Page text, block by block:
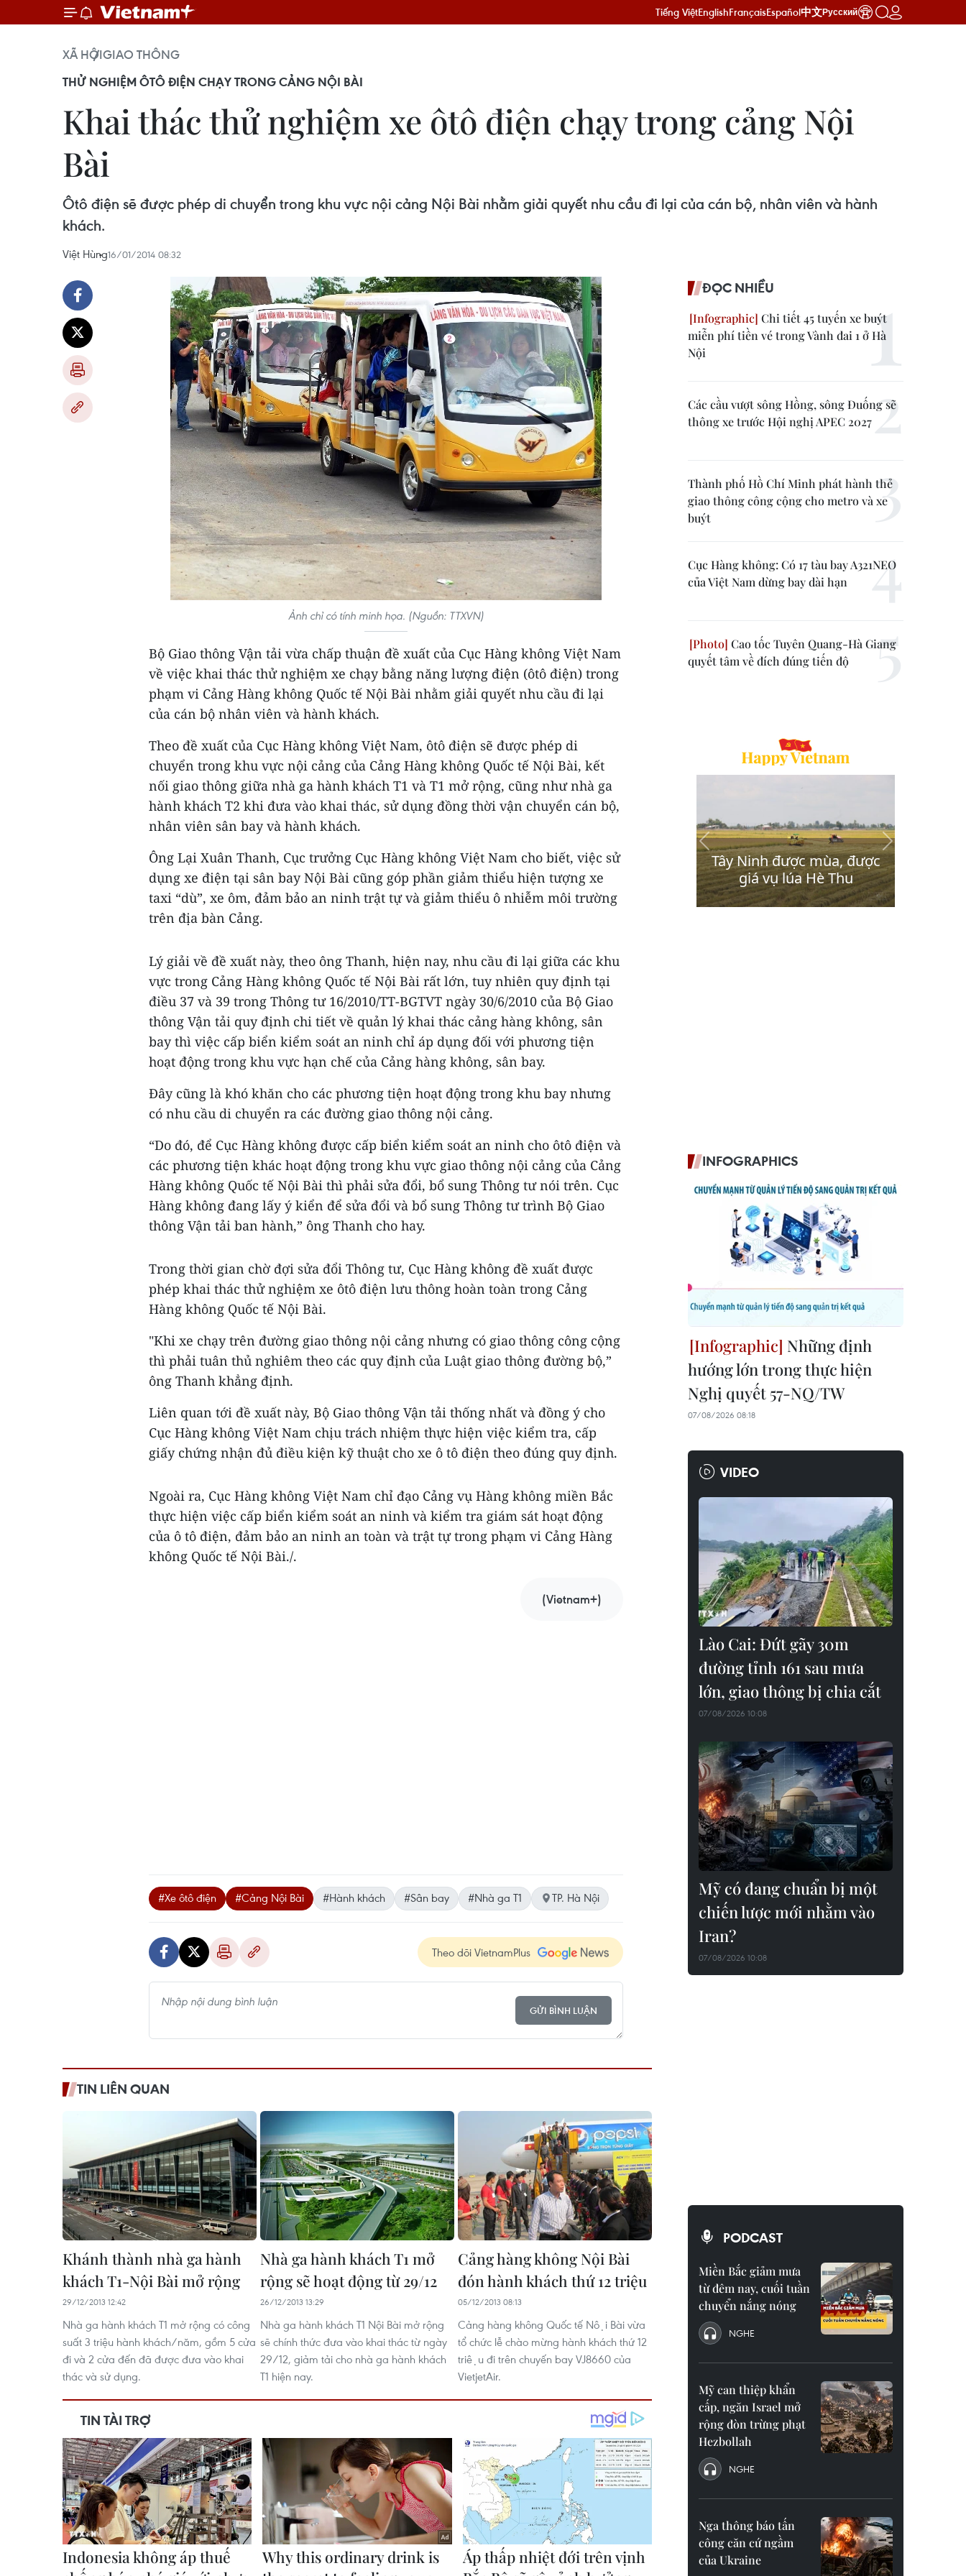
Tiếng ViệtEnglishFrançaisEspañol中文Русский
XÃ HỘIGIAO THÔNG
THỬ NGHIỆM ÔTÔ ĐIỆN CHẠY TRONG CẢNG NỘI BÀI
Khai thác thử nghiệm xe ôtô điện chạy trong cảng Nội
Bài
Ôtô điện sẽ được phép di chuyển trong khu vực nội cảng Nội Bài nhằm giải quyết nhu cầu đi lại của cán bộ, nhân viên và hành
khách.
Việt Hùng16/01/2014 08:32
Ảnh chỉ có tính minh họa. (Nguồn: TTXVN)
Bộ Giao thông Vận tải vừa chấp thuận đề xuất của Cục Hàng không Việt Nam
về việc khai thác thử nghiệm xe chạy bằng năng lượng điện (ôtô điện) trong
phạm vi Cảng Hàng không Quốc tế Nội Bài nhằm giải quyết nhu cầu đi lại
của cán bộ nhân viên và hành khách.
Theo đề xuất của Cục Hàng không Việt Nam, ôtô điện sẽ được phép di
chuyển trong khu vực nội cảng của Cảng Hàng không Quốc tế Nội Bài, kết
nối giao thông giữa nhà ga hành khách T1 và T1 mở rộng, cũng như nhà ga
hành khách T2 khi đưa vào khai thác, sử dụng đồng thời vận chuyển cán bộ,
nhân viên sân bay và hành khách.
Ông Lại Xuân Thanh, Cục trưởng Cục Hàng không Việt Nam cho biết, việc sử
dụng xe điện tại sân bay Nội Bài cũng góp phần giảm thiểu hiện tượng xe
taxi “dù”, xe ôm, đảm bảo an ninh trật tự và giảm thiểu ô nhiễm môi trường
trên địa bàn Cảng.
Lý giải về đề xuất này, theo ông Thanh, hiện nay, nhu cầu đi lại giữa các khu
vực trong Cảng Hàng không Quốc tế Nội Bài rất lớn, tuy nhiên quy định tại
điều 37 và 39 trong Thông tư 16/2010/TT-BGTVT ngày 30/6/2010 của Bộ Giao
thông Vận tải quy định chi tiết về quản lý khai thác cảng hàng không, sân
bay thì việc cấp biển kiểm soát an ninh chỉ áp dụng đối với phương tiện
hoạt động trong khu vực hạn chế của Cảng hàng không, sân bay.
Đây cũng là khó khăn cho các phương tiện hoạt động trong khu bay nhưng
có nhu cầu di chuyển ra các đường giao thông nội cảng.
“Do đó, để Cục Hàng không được cấp biển kiểm soát an ninh cho ôtô điện và
các phương tiện khác hoạt động trong khu vực giao thông nội cảng của Cảng
Hàng không Quốc tế Nội Bài thì phải sửa đổi, bổ sung Thông tư nói trên. Cục
Hàng không đang lấy ý kiển để sửa đổi và bổ sung Thông tư trình Bộ Giao
thông Vận tải ban hành,” ông Thanh cho hay.
Trong thời gian chờ đợi sửa đổi Thông tư, Cục Hàng không đề xuất được
phép khai thác thử nghiệm xe ôtô điện lưu thông hoàn toàn trong Cảng
Hàng không Quốc tế Nội Bài.
"Khi xe chạy trên đường giao thông nội cảng nhưng có giao thông công cộng
thì phải tuân thủ nghiêm theo các quy định của Luật giao thông đường bộ,”
ông Thanh khẳng định.
Liên quan tới đề xuất này, Bộ Giao thông Vận tải thống nhất và đồng ý cho
Cục Hàng không Việt Nam chịu trách nhiệm thực hiện việc kiểm tra, cấp
giấy chứng nhận đủ điều kiện kỹ thuật cho xe ô tô điện theo đúng quy định.
Ngoài ra, Cục Hàng không Việt Nam chỉ đạo Cảng vụ Hàng không miền Bắc
thực hiện việc cấp biển kiểm soát an ninh và kiểm tra giám sát hoạt động
của ô tô điện, đảm bảo an ninh an toàn và trật tự trong phạm vi Cảng Hàng
không Quốc tế Nội Bài./.
(Vietnam+)
#Xe ôtô điện #Cảng Nội Bài #Hành khách #Sân bay #Nhà ga T1 TP. Hà Nội
Theo dõi VietnamPlus
GỬI BÌNH LUẬN
TIN LIÊN QUAN
Khánh thành nhà ga hành
khách T1-Nội Bài mở rộng
29/12/2013 12:42
Nhà ga hành khách T1 mở rộng có công
suất 3 triệu hành khách/năm, gồm 5 cửa
đi và 2 cửa đến đã được đưa vào khai
thác và sử dụng.
Nhà ga hành khách T1 mở
rộng sẽ hoạt động từ 29/12
26/12/2013 13:29
Nhà ga hành khách T1 Nội Bài mở rộng
sẽ chính thức đưa vào khai thác từ ngày
29/12, giảm tải cho nhà ga hành khách
T1 hiện nay.
Cảng hàng không Nội Bài
đón hành khách thứ 12 triệu
05/12/2013 08:13
Cảng hàng không Quốc tế Nội Bài vừa
tổ chức lễ chào mừng hành khách thứ 12
triệu đi trên chuyến bay VJ8660 của
VietjetAir.
ĐỌC NHIỀU
Chi tiết 45 tuyến xe buýt
miễn phí tiền vé trong Vành đai 1 ở Hà
Nội
Các cầu vượt sông Hồng, sông Đuống sẽ
thông xe trước Hội nghị APEC 2027
Thành phố Hồ Chí Minh phát hành thẻ
giao thông công cộng cho metro và xe
buýt
Cục Hàng không: Có 17 tàu bay A321NEO
của Việt Nam dừng bay dài hạn
Cao tốc Tuyên Quang-Hà Giang
quyết tâm về đích đúng tiến độ
INFOGRAPHICS
Những định
hướng lớn trong thực hiện
Nghị quyết 57-NQ/TW
07/08/2026 08:18
VIDEO
Lào Cai: Đứt gãy 30m
đường tỉnh 161 sau mưa
lớn, giao thông bị chia cắt
07/08/2026 10:08
Mỹ có đang chuẩn bị một
chiến lược mới nhằm vào
Iran?
07/08/2026 10:08
PODCAST
Miền Bắc giảm mưa
từ đêm nay, cuối tuần
chuyển nắng nóng
NGHE
Mỹ can thiệp khẩn
cấp, ngăn Israel mở
rộng đòn trừng phạt
Hezbollah
NGHE
Nga thông báo tấn
công căn cứ ngầm
của Ukraine